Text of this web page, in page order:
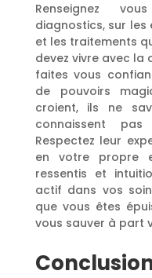
Renseignez
diagnostics, sur les
et les traitements
devez vivre avec la
faites vous
de pouvoirs
croient, ils ne
connaissent
Respectez leur
en votre propre
ressentis et
actif dans vos
que vous êtes
vous sauver à part